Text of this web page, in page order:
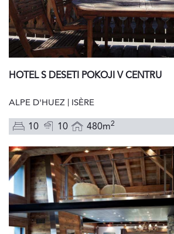
HOTEL S DESETI POKOJI V CENTRU
ALPE D'HUEZ | ISÈRE
10 10 480m2